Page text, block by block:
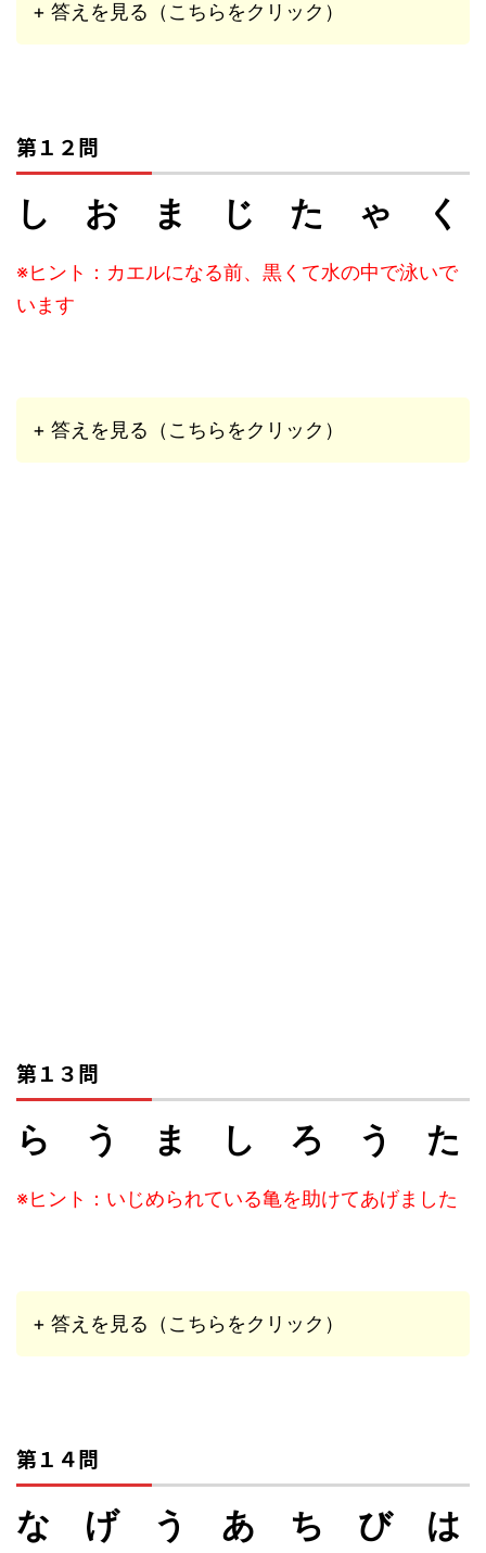
+ 答えを見る（こちらをクリック）
第１２問
し お ま じ た ゃ く
※ヒント：カエルになる前、黒くて水の中で泳いで
います
+ 答えを見る（こちらをクリック）
第１３問
ら う ま し ろ う た
※ヒント：いじめられている亀を助けてあげました
+ 答えを見る（こちらをクリック）
第１４問
な げ う あ ち び は